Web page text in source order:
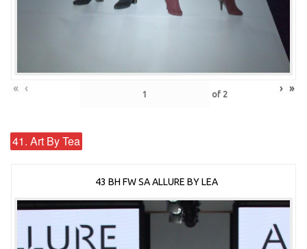
« ‹ of 2 › »
41. Art By Tea
43 BH FW SA ALLURE BY LEA